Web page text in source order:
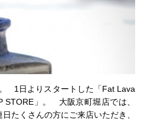
1日よりスタートした「Fat Lava
STORE」。 大阪京町堀店では、
たくさんの方にご来店いただき、